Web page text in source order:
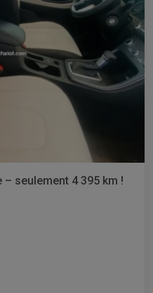
seulement 4 395 km !